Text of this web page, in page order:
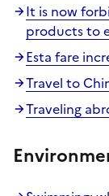
It is now
products to
Esta fare
Travel to
Traveling